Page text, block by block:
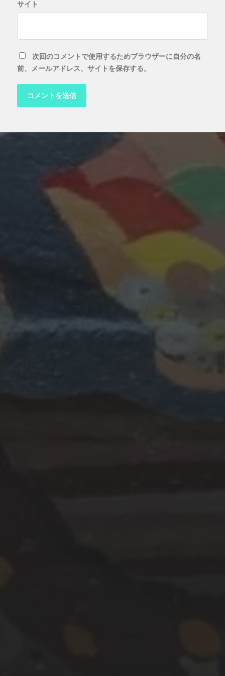
サイト
次回のコメントで使用するためブラウザーに自分の名
前、メールアドレス、サイトを保存する。